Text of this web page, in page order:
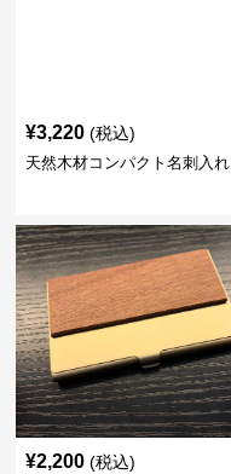
¥3,220 (税込)
天然木材コンパクト名刺入れ
¥2,200 (税込)